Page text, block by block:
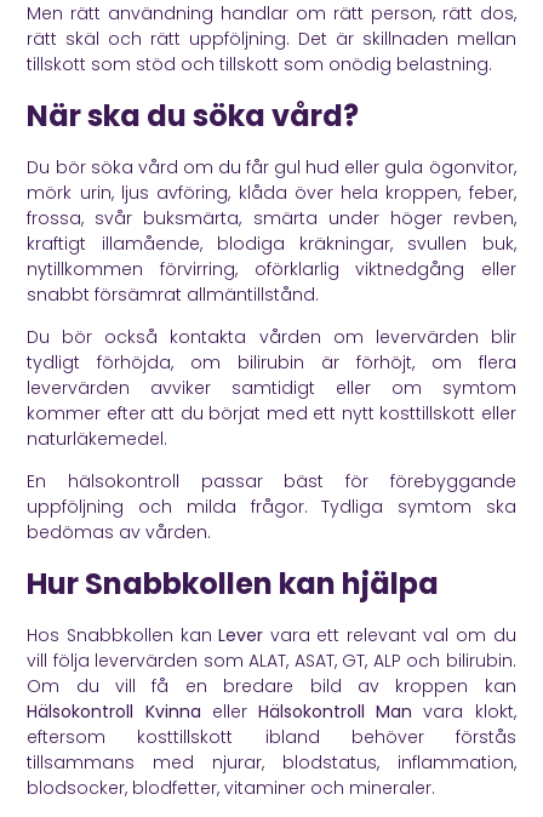
Men rätt användning handlar om rätt person, rätt dos,
rätt skäl och rätt uppföljning. Det är skillnaden mellan
tillskott som stöd och tillskott som onödig belastning.
När ska du söka vård?
Du bör söka vård om du får gul hud eller gula ögonvitor,
mörk urin, ljus avföring, klåda över hela kroppen, feber,
frossa, svår buksmärta, smärta under höger revben,
kraftigt illamående, blodiga kräkningar, svullen buk,
nytillkommen förvirring, oförklarlig viktnedgång eller
snabbt försämrat allmäntillstånd.
Du bör också kontakta vården om levervärden blir
tydligt förhöjda, om bilirubin är förhöjt, om flera
levervärden avviker samtidigt eller om symtom
kommer efter att du börjat med ett nytt kosttillskott eller
naturläkemedel.
En hälsokontroll passar bäst för förebyggande
uppföljning och milda frågor. Tydliga symtom ska
bedömas av vården.
Hur Snabbkollen kan hjälpa
Hos Snabbkollen kanLever vara ett relevant val om du
vill följa levervärden som ALAT, ASAT, GT, ALP och bilirubin.
Om du vill få en bredare bild av kroppen kan
Hälsokontroll Kvinna eller Hälsokontroll Man vara klokt,
eftersom kosttillskott ibland behöver förstås
tillsammans med njurar, blodstatus, inflammation,
blodsocker, blodfetter, vitaminer och mineraler.